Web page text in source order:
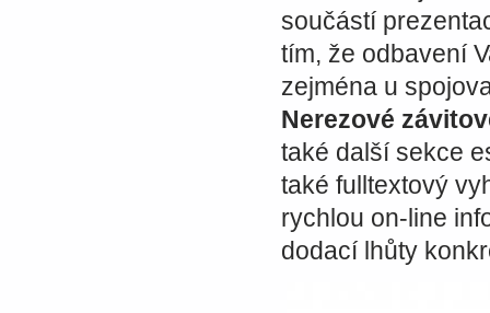
součástí
tím, že odbavení
zejména u
Nerezové
také další sekce
také fulltextový
rychlou on-line
dodací lhůty